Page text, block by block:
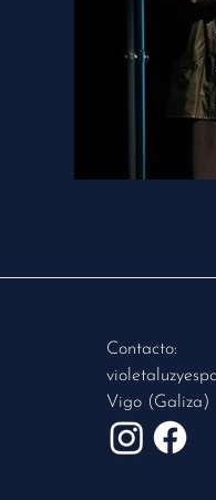
Contacto:
Vigo (Galiza)